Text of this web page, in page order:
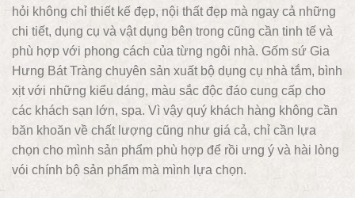
hỏi không chỉ thiết kế đẹp, nội thất đẹp mà ngay cả những
chi tiết, dụng cụ và vật dụng bên trong cũng cần tinh tế và
phù hợp với phong cách của từng ngôi nhà. Gốm sứ Gia
Hưng Bát Tràng chuyên sản xuất bộ dụng cụ nhà tắm, bình
xịt với những kiểu dáng, màu sắc độc đáo cung cấp cho
các khách sạn lớn, spa. Vì vậy quý khách hàng không cần
băn khoăn về chất lượng cũng như giá cả, chỉ cần lựa
chọn cho mình sản phẩm phù hợp để rồi ưng ý và hài lòng
vói chính bộ sản phẩm mà mình lựa chọn.